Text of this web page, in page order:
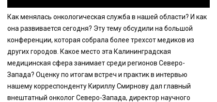
Как менялась онкологическая служба в нашей области? И как
она развивается сегодня? Эту тему обсудили на большой
конференции, которая собрала более трехсот медиков из
других городов. Какое место эта Калининградская
медицинская сфера занимает среди регионов Северо-
Запада? Оценку по итогам встреч и практик в интервью
нашему корреспонденту Кириллу Смирнову дал главный
внештатный онколог Северо-Запада, директор научного